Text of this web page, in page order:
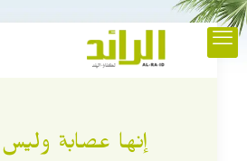
إنها عصابة